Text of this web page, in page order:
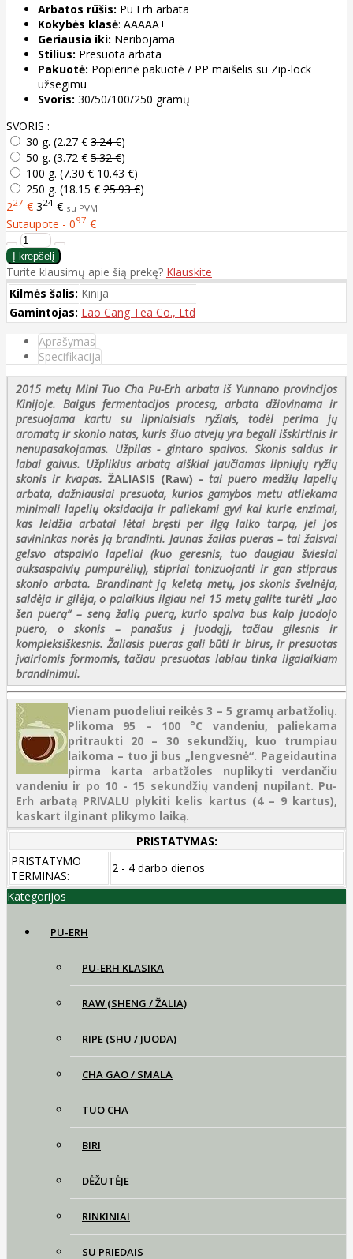
Arbatos rūšis: Pu Erh arbata
Kokybės klasė: AAAAA+
Geriausia iki: Neribojama
Stilius: Presuota arbata
Pakuotė: Popierinė pakuotė / PP maišelis su Zip-lock
užsegimu
Svoris: 30/50/100/250 gramų
SVORIS :
30 g. (2.27 € 3.24 €)
50 g. (3.72 € 5.32 €)
100 g. (7.30 € 10.43 €)
250 g. (18.15 € 25.93 €)
227 € 324 € su PVM
Sutaupote - 097 €
Turite klausimų apie šią prekę? Klauskite
Kilmės šalis: Kinija
Gamintojas: Lao Cang Tea Co., Ltd
Aprašymas
Specifikacija
2015 metų Mini Tuo Cha Pu-Erh arbata iš Yunnano provincijos
Kinijoje. Baigus fermentacijos procesą, arbata džiovinama ir
presuojama kartu su lipniaisiais ryžiais, todėl perima jų
aromatą ir skonio natas, kuris šiuo atvejų yra begali išskirtinis ir
nenupasakojamas. Užpilas - gintaro spalvos. Skonis saldus ir
labai gaivus. Užplikius arbatą aiškiai jaučiamas lipniųjų ryžių
skonis ir kvapas. ŽALIASIS (Raw) - tai puero medžių lapelių
arbata, dažniausiai presuota, kurios gamybos metu atliekama
minimali lapelių oksidacija ir paliekami gyvi kai kurie enzimai,
kas leidžia arbatai lėtai bręsti per ilgą laiko tarpą, jei jos
savininkas norės ją brandinti. Jaunas žalias pueras – tai žalsvai
gelsvo atspalvio lapeliai (kuo geresnis, tuo daugiau šviesiai
auksaspalvių pumpurėlių), stipriai tonizuojanti ir gan stipraus
skonio arbata. Brandinant ją keletą metų, jos skonis švelnėja,
saldėja ir gilėja, o palaikius ilgiau nei 15 metų galite turėti „lao
šen puerą“ – seną žalią puerą, kurio spalva bus kaip juodojo
puero, o skonis – panašus į juodąjį, tačiau gilesnis ir
kompleksiškesnis. Žaliasis pueras gali būti ir birus, ir presuotas
įvairiomis formomis, tačiau presuotas labiau tinka ilgalaikiam
brandinimui.
Vienam puodeliui reikės 3 – 5 gramų arbatžolių.
Plikoma 95 – 100 °C vandeniu, paliekama
pritraukti 20 – 30 sekundžių, kuo trumpiau
laikoma – tuo ji bus „lengvesnė“. Pageidautina
pirma karta arbatžoles nuplikyti verdančiu
vandeniu ir po 10 - 15 sekundžių vandenį nupilant. Pu-
Erh arbatą PRIVALU plykiti kelis kartus (4 – 9 kartus),
kaskart ilginant plikymo laiką.
PRISTATYMAS:
PRISTATYMO
TERMINAS:
2 - 4 darbo dienos
Kategorijos
PU-ERH
PU-ERH KLASIKA
RAW (SHENG / ŽALIA)
RIPE (SHU / JUODA)
CHA GAO / SMALA
TUO CHA
BIRI
DĖŽUTĖJE
RINKINIAI
SU PRIEDAIS